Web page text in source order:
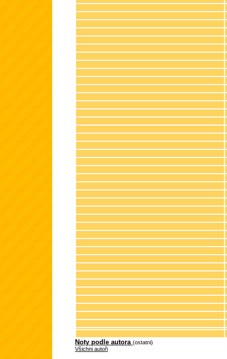
Noty podle autora (ostatni)
Všichni autoři